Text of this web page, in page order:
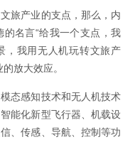
旅产业的支点，那么，内
名言“给我一个支点，我
，我用无人机玩转文旅产
放大效应。
态感知技术和无人机技术
能化新型飞行器、机载设
、传感、导航、控制等功